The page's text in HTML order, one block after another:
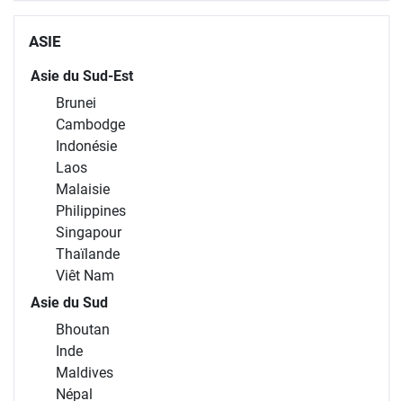
ASIE
Asie du Sud-Est
Brunei
Cambodge
Indonésie
Laos
Malaisie
Philippines
Singapour
Thaïlande
Viêt Nam
Asie du Sud
Bhoutan
Inde
Maldives
Népal